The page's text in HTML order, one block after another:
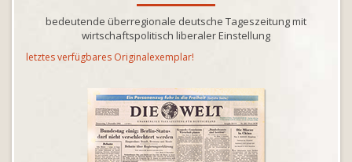
bedeutende überregionale deutsche Tageszeitung mit
wirtschaftspolitisch liberaler Einstellung
letztes verfügbares Originalexemplar!